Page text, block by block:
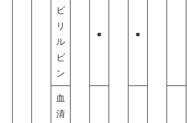
ビ
リ
ル
ビ
ン
● ●
血
清